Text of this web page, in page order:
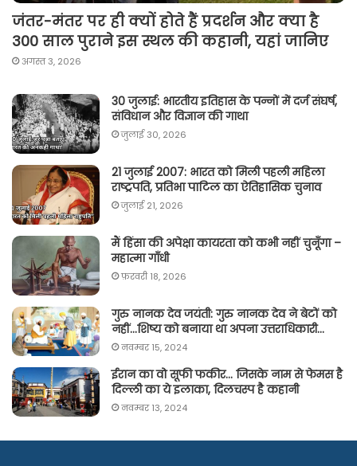
जंतर-मंतर पर ही क्यों होते हैं प्रदर्शन और क्या है
300 साल पुराने इस स्थल की कहानी, यहां जानिए
अगस्त 3, 2026
30 जुलाई: भारतीय इतिहास के पन्नों में दर्ज संघर्ष,
संविधान और विज्ञान की गाथा
जुलाई 30, 2026
21 जुलाई 2007: भारत को मिली पहली महिला
राष्ट्रपति, प्रतिभा पाटिल का ऐतिहासिक चुनाव
जुलाई 21, 2026
मैं हिंसा की अपेक्षा कायरता को कभी नहीं चुनूँगा –
महात्मा गाँधी
फ़रवरी 18, 2026
गुरु नानक देव जयंती: गुरु नानक देव ने बेटों को
नहीं…शिष्य को बनाया था अपना उत्तराधिकारी…
नवम्बर 15, 2024
ईरान का वो सूफी फकीर… जिसके नाम से फेमस है
दिल्ली का ये इलाका, दिलचस्प है कहानी
नवम्बर 13, 2024